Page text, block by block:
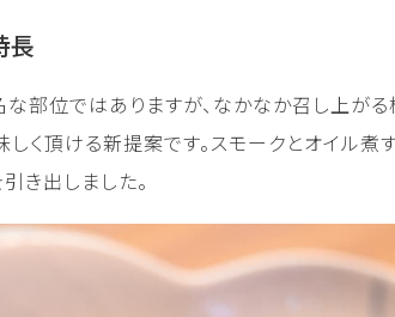
長
部位ではありますが、なかなか召し上がる
しく頂ける新提案です。スモークとオイル
き出しました。